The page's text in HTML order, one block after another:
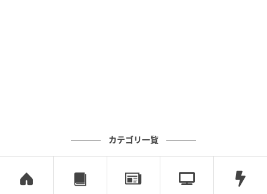
（アルコ＆ピース）、カンパニー松尾
［番組URL］https://youtu.be/xdcWy236_38?
si=c6qMN00TNdu-PhI9
カテゴリ一覧